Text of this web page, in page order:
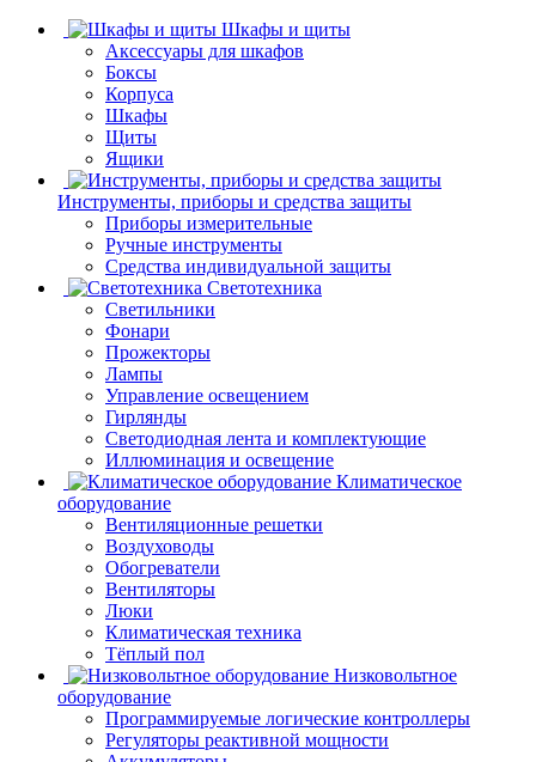
Шкафы и щиты
Аксессуары для шкафов
Боксы
Корпуса
Шкафы
Щиты
Ящики
Инструменты, приборы и средства защиты
Приборы измерительные
Ручные инструменты
Средства индивидуальной защиты
Светотехника
Светильники
Фонари
Прожекторы
Лампы
Управление освещением
Гирлянды
Светодиодная лента и комплектующие
Иллюминация и освещение
Климатическое
оборудование
Вентиляционные решетки
Воздуховоды
Обогреватели
Вентиляторы
Люки
Климатическая техника
Тёплый пол
Низковольтное
оборудование
Программируемые логические контроллеры
Регуляторы реактивной мощности